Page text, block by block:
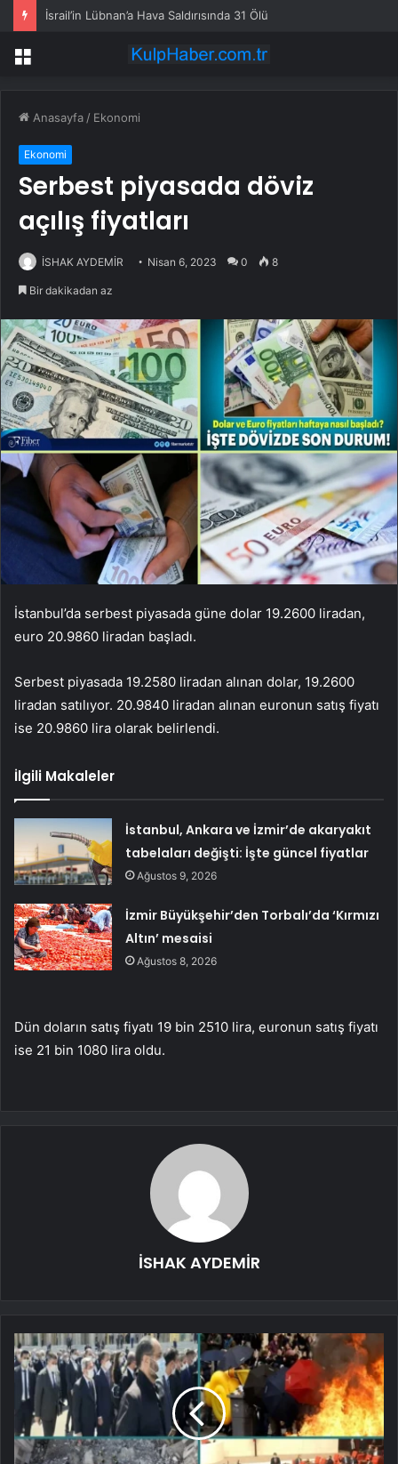
İsrail’in Lübnan’a Hava Saldırısında 31 Ölü
Menü
Anasayfa / Ekonomi
Ekonomi
Serbest piyasada döviz
açılış fiyatları
İSHAK AYDEMİR Nisan 6, 2023 0 8
Bir dakikadan az
İstanbul’da serbest piyasada güne dolar 19.2600 liradan,
euro 20.9860 liradan başladı.
Serbest piyasada 19.2580 liradan alınan dolar, 19.2600
liradan satılıyor. 20.9840 liradan alınan euronun satış fiyatı
ise 20.9860 lira olarak belirlendi.
İlgili Makaleler
İstanbul, Ankara ve İzmir’de akaryakıt
tabelaları değişti: İşte güncel fiyatlar
Ağustos 9, 2026
İzmir Büyükşehir’den Torbalı’da ‘Kırmızı
Altın’ mesaisi
Ağustos 8, 2026
Dün doların satış fiyatı 19 bin 2510 lira, euronun satış fiyatı
ise 21 bin 1080 lira oldu.
İSHAK AYDEMİR